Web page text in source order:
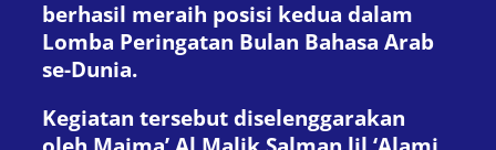
berhasil meraih posisi kedua dalam
Lomba Peringatan Bulan Bahasa Arab
se-Dunia.
Kegiatan tersebut diselenggarakan